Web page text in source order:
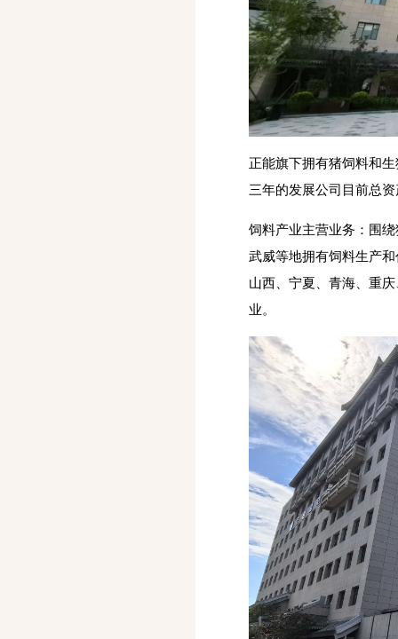
正能旗下拥有猪饲料和
三年的发展公司目前总
饲料产业主营业务：围
武威等地拥有饲料生产
山西、宁夏、青海、重
业。